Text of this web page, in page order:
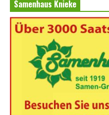
Samenhaus Knieke